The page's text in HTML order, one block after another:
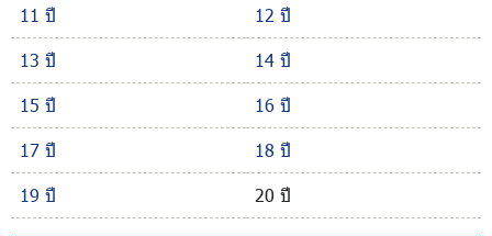
11 ปี
12 ปี
13 ปี
14 ปี
15 ปี
16 ปี
17 ปี
18 ปี
19 ปี
20 ปี